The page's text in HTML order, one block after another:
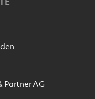
Partner AG